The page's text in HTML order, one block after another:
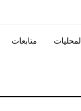
المحليات متابعات